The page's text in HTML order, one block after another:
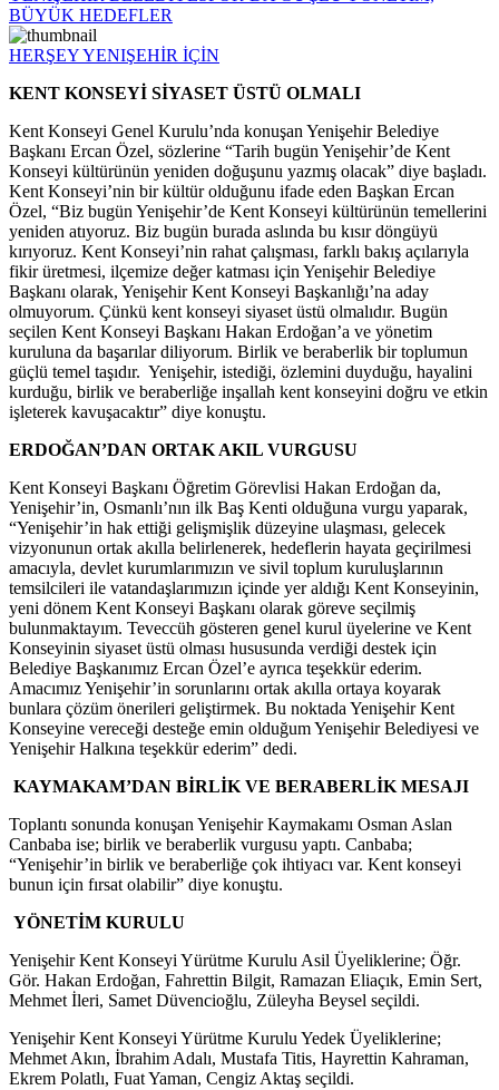
BÜYÜK HEDEFLER
HERŞEY YENIŞEHİR İÇİN
KENT KONSEYİ SİYASET ÜSTÜ OLMALI
Kent Konseyi Genel Kurulu’nda konuşan Yenişehir Belediye
Başkanı Ercan Özel, sözlerine “Tarih bugün Yenişehir’de Kent
Konseyi kültürünün yeniden doğuşunu yazmış olacak” diye başladı.
Kent Konseyi’nin bir kültür olduğunu ifade eden Başkan Ercan
Özel, “Biz bugün Yenişehir’de Kent Konseyi kültürünün temellerini
yeniden atıyoruz. Biz bugün burada aslında bu kısır döngüyü
kırıyoruz. Kent Konseyi’nin rahat çalışması, farklı bakış açılarıyla
fikir üretmesi, ilçemize değer katması için Yenişehir Belediye
Başkanı olarak, Yenişehir Kent Konseyi Başkanlığı’na aday
olmuyorum. Çünkü kent konseyi siyaset üstü olmalıdır. Bugün
seçilen Kent Konseyi Başkanı Hakan Erdoğan’a ve yönetim
kuruluna da başarılar diliyorum. Birlik ve beraberlik bir toplumun
güçlü temel taşıdır. Yenişehir, istediği, özlemini duyduğu, hayalini
kurduğu, birlik ve beraberliğe inşallah kent konseyini doğru ve etkin
işleterek kavuşacaktır” diye konuştu.
ERDOĞAN’DAN ORTAK AKIL VURGUSU
Kent Konseyi Başkanı Öğretim Görevlisi Hakan Erdoğan da,
Yenişehir’in, Osmanlı’nın ilk Baş Kenti olduğuna vurgu yaparak,
“Yenişehir’in hak ettiği gelişmişlik düzeyine ulaşması, gelecek
vizyonunun ortak akılla belirlenerek, hedeflerin hayata geçirilmesi
amacıyla, devlet kurumlarımızın ve sivil toplum kuruluşlarının
temsilcileri ile vatandaşlarımızın içinde yer aldığı Kent Konseyinin,
yeni dönem Kent Konseyi Başkanı olarak göreve seçilmiş
bulunmaktayım. Teveccüh gösteren genel kurul üyelerine ve Kent
Konseyinin siyaset üstü olması hususunda verdiği destek için
Belediye Başkanımız Ercan Özel’e ayrıca teşekkür ederim.
Amacımız Yenişehir’in sorunlarını ortak akılla ortaya koyarak
bunlara çözüm önerileri geliştirmek. Bu noktada Yenişehir Kent
Konseyine vereceği desteğe emin olduğum Yenişehir Belediyesi ve
Yenişehir Halkına teşekkür ederim” dedi.
KAYMAKAM’DAN BİRLİK VE BERABERLİK MESAJI
Toplantı sonunda konuşan Yenişehir Kaymakamı Osman Aslan
Canbaba ise; birlik ve beraberlik vurgusu yaptı. Canbaba;
“Yenişehir’in birlik ve beraberliğe çok ihtiyacı var. Kent konseyi
bunun için fırsat olabilir” diye konuştu.
YÖNETİM KURULU
Yenişehir Kent Konseyi Yürütme Kurulu Asil Üyeliklerine; Öğr.
Gör. Hakan Erdoğan, Fahrettin Bilgit, Ramazan Eliaçık, Emin Sert,
Mehmet İleri, Samet Düvencioğlu, Züleyha Beysel seçildi.
Yenişehir Kent Konseyi Yürütme Kurulu Yedek Üyeliklerine;
Mehmet Akın, İbrahim Adalı, Mustafa Titis, Hayrettin Kahraman,
Ekrem Polatlı, Fuat Yaman, Cengiz Aktaş seçildi.